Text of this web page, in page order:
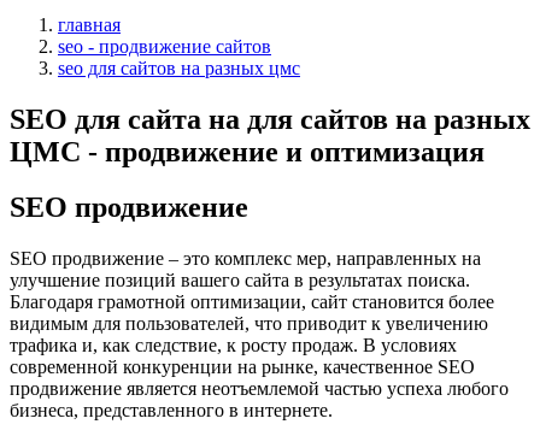
главная
seo - продвижение сайтов
seo для сайтов на разных цмс
SEO для сайта на для сайтов на разных
ЦМС - продвижение и оптимизация
SEO продвижение
SEO продвижение – это комплекс мер, направленных на
улучшение позиций вашего сайта в результатах поиска.
Благодаря грамотной оптимизации, сайт становится более
видимым для пользователей, что приводит к увеличению
трафика и, как следствие, к росту продаж. В условиях
современной конкуренции на рынке, качественное SEO
продвижение является неотъемлемой частью успеха любого
бизнеса, представленного в интернете.